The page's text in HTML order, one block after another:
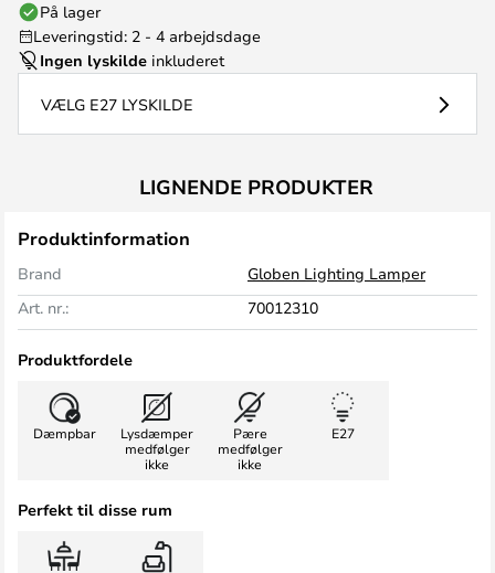
På lager
Leveringstid: 2 - 4 arbejdsdage
Ingen lyskilde inkluderet
VÆLG E27 LYSKILDE
LIGNENDE PRODUKTER
Produktinformation
Brand
Globen Lighting Lamper
Art. nr.:
70012310
Produktfordele
Dæmpbar
Lysdæmper
medfølger
ikke
Pære
medfølger
ikke
E27
Perfekt til disse rum